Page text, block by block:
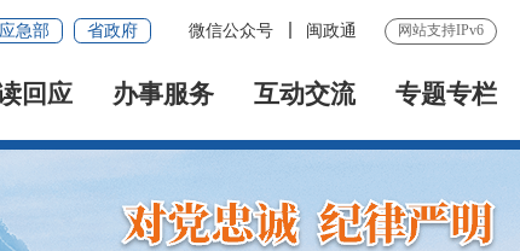
应急部 省政府 微信公众号 闽政通 网站支持IPv6
回应 办事服务 互动交流 专题专栏